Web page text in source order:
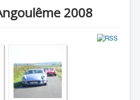
2008